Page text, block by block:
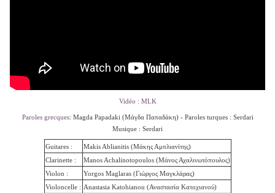
Vidéo : MLK
Paroles grecques: Magda Papadaki (Μάγδα Παπαδάκη) -Paroles turques : Serdari
Musique : Serdari
Guitares :
Makis Ablianitis (Μάκης Αμπλιανίτης)
Clarinette :
Manos Achalinotopoulos (Μάνος Αχαλινωτόπουλος)
Violon :
Yorgos Maglaras (Γιώργος Μαγκλάρας)
Violoncelle : Anastasia Katohianou (Αναστασία Κατοχιανού)